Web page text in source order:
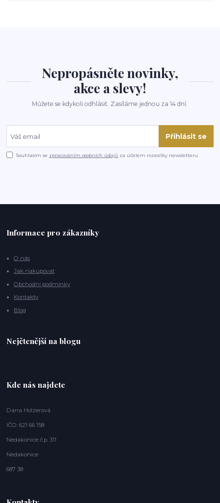
Nepropásněte novinky,
akce a slevy!
Můžete se kdykoli odhlásit. Zasíláme jednou za 14 dní.
Přihlásit se
Souhlasím se zpracováním osobních údajů za účelem rozesílky newsletteru.
Informace pro zákazníky
O nás
Jak nakupovat
Obchodní podmínky
Kontakty
Blog
Nejčtenější na blogu
Kde nás najdete
Dana Holzerová
IČO: 621 66 158
Nedakonice č.p. 311
Nedakonice
687 38